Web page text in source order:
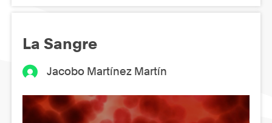
La Sangre
Jacobo Martínez Martín